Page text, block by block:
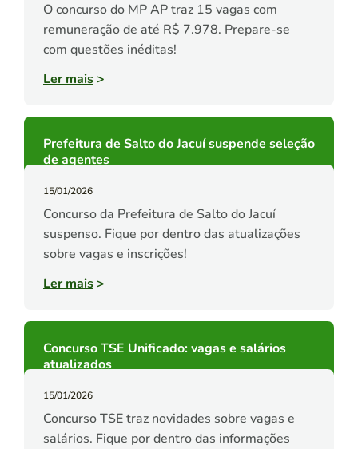
O concurso do MP AP traz 15 vagas com
remuneração de até R$ 7.978. Prepare-se
com questões inéditas!
Ler mais>
Prefeitura de Salto do Jacuí suspende seleção
de agentes
15/01/2026
Concurso da Prefeitura de Salto do Jacuí
suspenso. Fique por dentro das atualizações
sobre vagas e inscrições!
Ler mais>
Concurso TSE Unificado: vagas e salários
atualizados
15/01/2026
Concurso TSE traz novidades sobre vagas e
salários. Fique por dentro das informações